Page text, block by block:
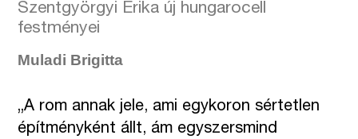
Szentgyörgyi Erika új hungarocell
festményei
Muladi Brigitta
„A rom annak jele, ami egykoron sértetlen
építményként állt, ám egyszersmind